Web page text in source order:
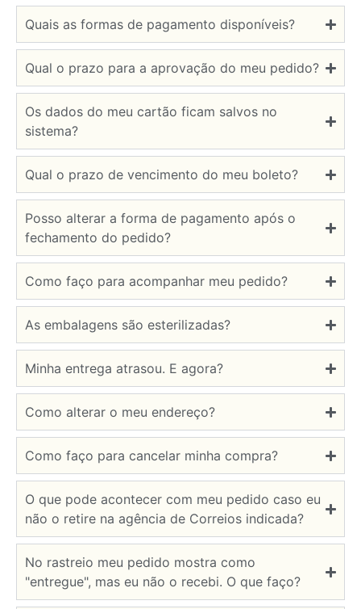
Quais as formas de pagamento disponíveis?
Qual o prazo para a aprovação do meu pedido?
Os dados do meu cartão ficam salvos no
sistema?
Qual o prazo de vencimento do meu boleto?
Posso alterar a forma de pagamento após o
fechamento do pedido?
Como faço para acompanhar meu pedido?
As embalagens são esterilizadas?
Minha entrega atrasou. E agora?
Como alterar o meu endereço?
Como faço para cancelar minha compra?
O que pode acontecer com meu pedido caso eu
não o retire na agência de Correios indicada?
No rastreio meu pedido mostra como
"entregue", mas eu não o recebi. O que faço?